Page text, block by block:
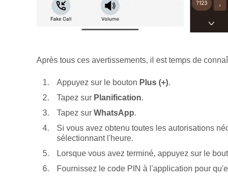
Après tous ces avertissements, il est temps de
Appuyez sur le bouton Plus (+).
Tapez sur Planification.
Tapez sur WhatsApp.
Si vous avez obtenu toutes les autorisations
sélectionnant l'heure.
Lorsque vous avez terminé, appuyez sur le
Fournissez le code PIN à l'application pour